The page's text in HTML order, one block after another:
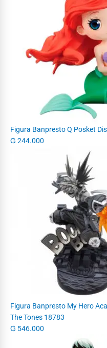
Figura Banpresto Q Posket
₲ 244.000
Figura Banpresto My Hero
The Tones 18783
₲ 546.000